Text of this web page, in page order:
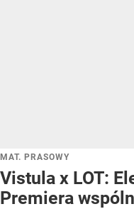
MAT. PRASOWY
Vistula x LOT:
Premiera